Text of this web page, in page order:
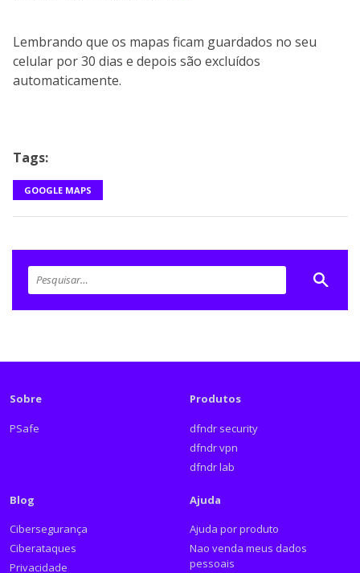
Lembrando que os mapas ficam guardados no seu
celular por 30 dias e depois são excluídos
automaticamente.
Tags:
GOOGLE MAPS
Sobre
PSafe
Produtos
dfndr security
dfndr vpn
dfndr lab
Blog
Cibersegurança
Ciberataques
Privacidade
Ajuda
Ajuda por produto
Nao venda meus dados
pessoais